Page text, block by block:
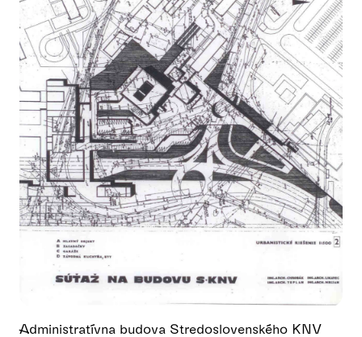
Administratívna budova Stredoslovenského KNV